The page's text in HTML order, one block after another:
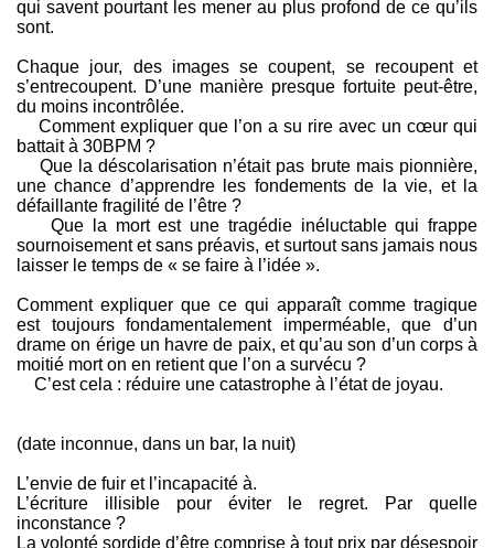
qui savent pourtant les mener au plus profond de ce qu’ils
sont.
Chaque jour, des images se coupent, se recoupent et
s’entrecoupent. D’une manière presque fortuite peut-être,
du moins incontrôlée.
Comment expliquer que l’on a su rire avec un cœur qui
battait à 30BPM ?
Que la déscolarisation n’était pas brute mais pionnière,
une chance d’apprendre les fondements de la vie, et la
défaillante fragilité de l’être ?
Que la mort est une tragédie inéluctable qui frappe
sournoisement et sans préavis, et surtout sans jamais nous
laisser le temps de « se faire à l’idée ».
Comment expliquer que ce qui apparaît comme tragique
est toujours fondamentalement imperméable, que d’un
drame on érige un havre de paix, et qu’au son d’un corps à
moitié mort on en retient que l’on a survécu ?
C’est cela : réduire une catastrophe à l’état de joyau.
(date inconnue, dans un bar, la nuit)
L’envie de fuir et l’incapacité à.
L’écriture illisible pour éviter le regret. Par quelle
inconstance ?
La volonté sordide d’être comprise à tout prix par désespoir